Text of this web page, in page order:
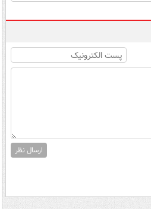
ارسال نظر